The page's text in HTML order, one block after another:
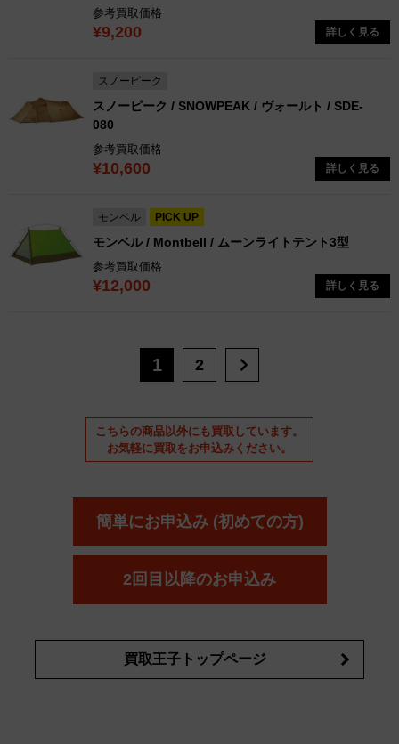
参考買取価格
¥9,200 詳しく見る
スノーピーク
スノーピーク / SNOWPEAK / ヴォールト / SDE-
080
参考買取価格
¥10,600 詳しく見る
モンベル PICK UP
モンベル / Montbell / ムーンライトテント3型
参考買取価格
¥12,000 詳しく見る
1 2
こちらの商品以外にも買取しています。
お気軽に買取をお申込みください。
簡単にお申込み (初めての方)
2回目以降のお申込み
買取王子トップページ